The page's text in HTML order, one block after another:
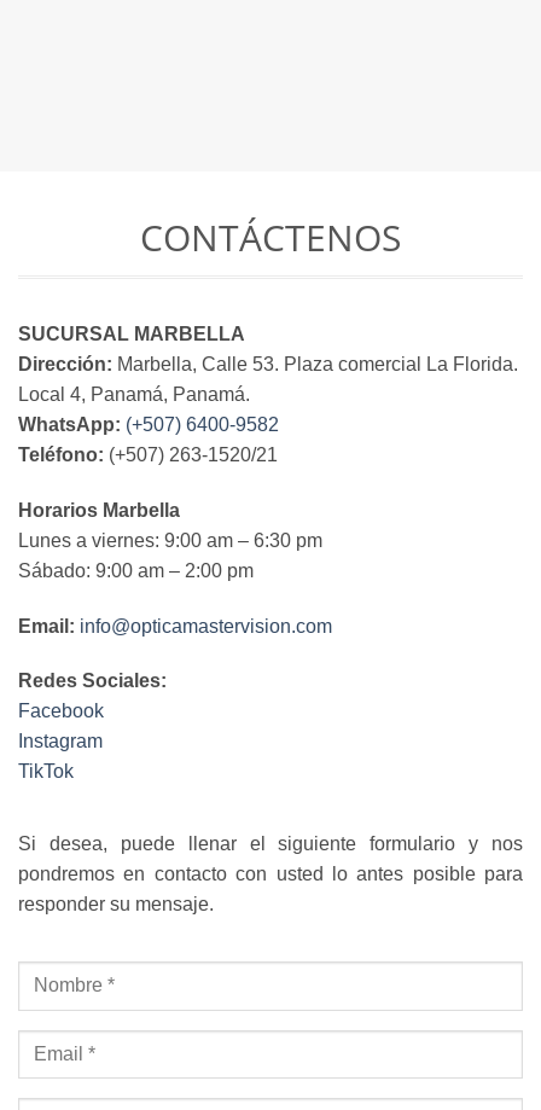
CONTÁCTENOS
SUCURSAL MARBELLA
Dirección: Marbella, Calle 53. Plaza comercial La Florida.
Local 4, Panamá, Panamá.
WhatsApp: (+507) 6400-9582
Teléfono: (+507) 263-1520/21
Horarios Marbella
Lunes a viernes: 9:00 am – 6:30 pm
Sábado: 9:00 am – 2:00 pm
Email: info@opticamastervision.com
Redes Sociales:
Facebook
Instagram
TikTok
Si desea, puede llenar el siguiente formulario y nos
pondremos en contacto con usted lo antes posible para
responder su mensaje.